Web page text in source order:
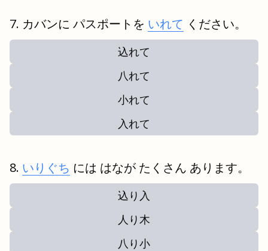
カバンに パスポートを いれて ください。
込れて
八れて
小れて
入れて
いりぐち には はなが たくさん あります。
込り入
人り木
八り小